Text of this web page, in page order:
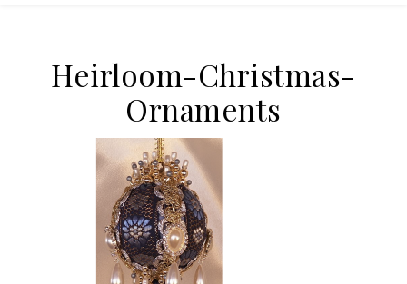
Heirloom-Christmas-
Ornaments